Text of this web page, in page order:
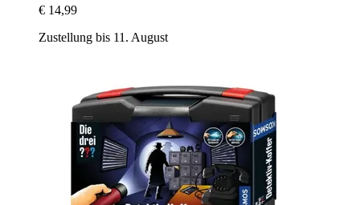
€ 14,99
Zustellung bis 11. August